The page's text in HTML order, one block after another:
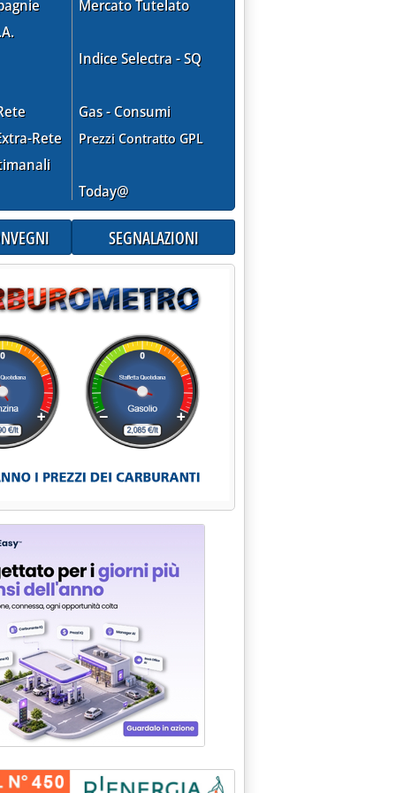
Rete
Mercato Tutelato
Indice Selectra - SQ
Gas - Consumi
Prezzi Contratto GPL
Today@
SEGNALAZIONI